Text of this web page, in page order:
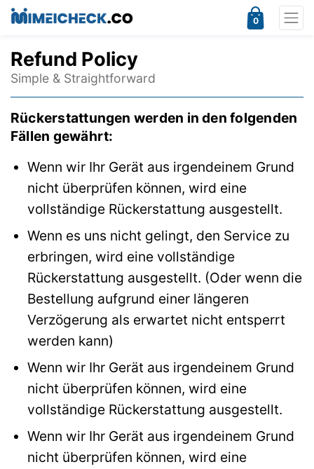
0
Refund Policy
Simple & Straightforward
Rückerstattungen werden in den folgenden
Fällen gewährt:
Wenn wir Ihr Gerät aus irgendeinem Grund
nicht überprüfen können, wird eine
vollständige Rückerstattung ausgestellt.
Wenn es uns nicht gelingt, den Service zu
erbringen, wird eine vollständige
Rückerstattung ausgestellt. (Oder wenn die
Bestellung aufgrund einer längeren
Verzögerung als erwartet nicht entsperrt
werden kann)
Wenn wir Ihr Gerät aus irgendeinem Grund
nicht überprüfen können, wird eine
vollständige Rückerstattung ausgestellt.
Wenn wir Ihr Gerät aus irgendeinem Grund
nicht überprüfen können, wird eine